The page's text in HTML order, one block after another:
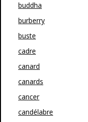
buddha
burberry
buste
cadre
canard
canards
cancer
candélabre